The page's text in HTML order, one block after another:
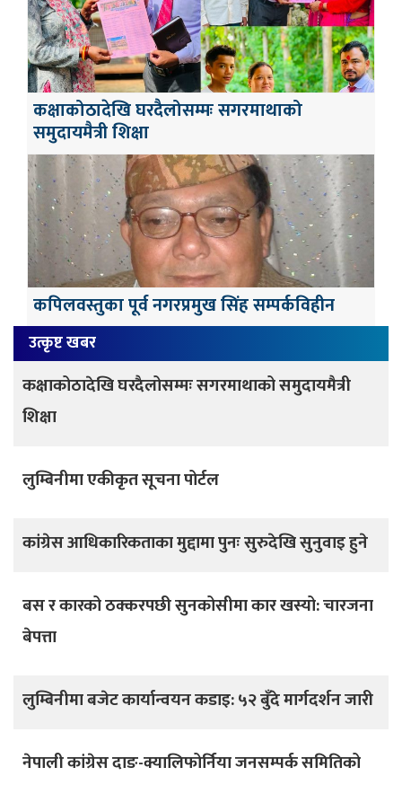
कक्षाकोठादेखि घरदैलोसम्मः सगरमाथाको
समुदायमैत्री शिक्षा
कपिलवस्तुका पूर्व नगरप्रमुख सिंह सम्पर्कविहीन
उत्कृष्ट खबर
कक्षाकोठादेखि घरदैलोसम्मः सगरमाथाको समुदायमैत्री
शिक्षा
लुम्बिनीमा एकीकृत सूचना पोर्टल
कांग्रेस आधिकारिकताका मुद्दामा पुनः सुरुदेखि सुनुवाइ हुने
बस र कारको ठक्करपछी सुनकोसीमा कार खस्यो: चारजना
बेपत्ता
लुम्बिनीमा बजेट कार्यान्वयन कडाइ: ५२ बुँदे मार्गदर्शन जारी
नेपाली कांग्रेस दाङ-क्यालिफोर्निया जनसम्पर्क समितिको